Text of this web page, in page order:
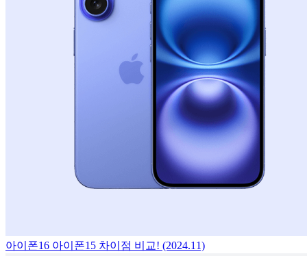
아이폰16 아이폰15 차이점 비교! (2024.11)